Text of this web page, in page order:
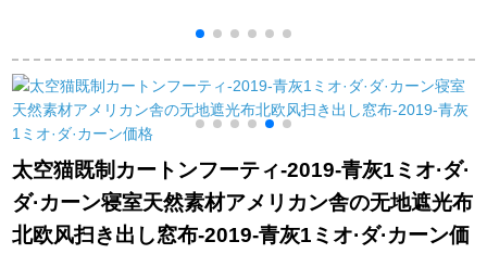
し彫刻りの水溶刺繍
モダ·寝室田園シン半
遮光米黄
にして連結したので
す。寝室の窓台の短
いつり下げ式レアル
小森系小カロリーテ
ーン1.2枚*1.2高(単
遮光のれん】【オプ
ロパンは装着してい
ますので】【既製カ
X-008平方メートルメ
ート
太空猫既制カートンフーティ-2019-青灰1ミオ·ダ·
ダ·カーン寝室天然素材アメリカン舎の无地遮光布
北欧风扫き出し窓布-2019-青灰1ミオ·ダ·カーン価